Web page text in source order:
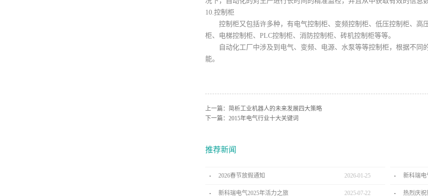
10.控制柜
控制柜又包括许多种，有电气控制柜、变频控制柜、低压控制柜、高
柜、电梯控制柜、PLC控制柜、消防控制柜、砖机控制柜等等。
自动化工厂中涉及到电气、变频、电源、水泵等等控制柜，根据不同
能。
上一篇： 简析工业机器人的未来发展四大策略
下一篇： 2015年电气行业十大关键词
推荐新闻
2026春节放假通知 2026-01-25 新科瑞电
新科瑞电气2025年活力之旅 2025-07-22